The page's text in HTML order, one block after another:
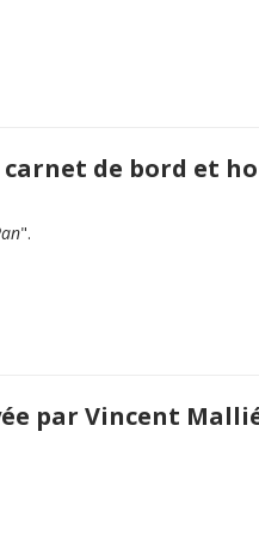
carnet de bord et
".
par Vincent